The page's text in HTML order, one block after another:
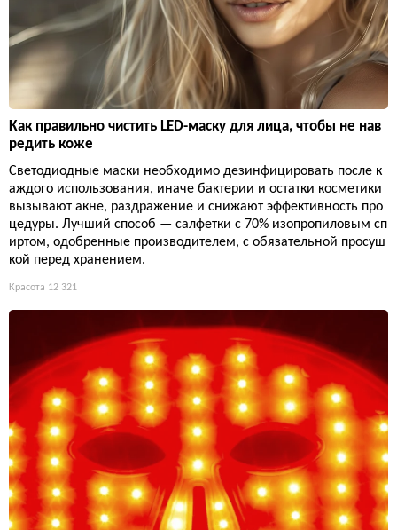
Как правильно чистить LED-маску для лица, чтобы не нав
редить коже
Светодиодные маски необходимо дезинфицировать после к
аждого использования, иначе бактерии и остатки косметики
вызывают акне, раздражение и снижают эффективность про
цедуры. Лучший способ — салфетки с 70% изопропиловым сп
иртом, одобренные производителем, с обязательной просуш
кой перед хранением.
Красота 12 321